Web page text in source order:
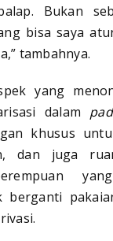
Bukan
bisa saya
tambahnya.
yang
dalam
khusus
dan juga
berganti